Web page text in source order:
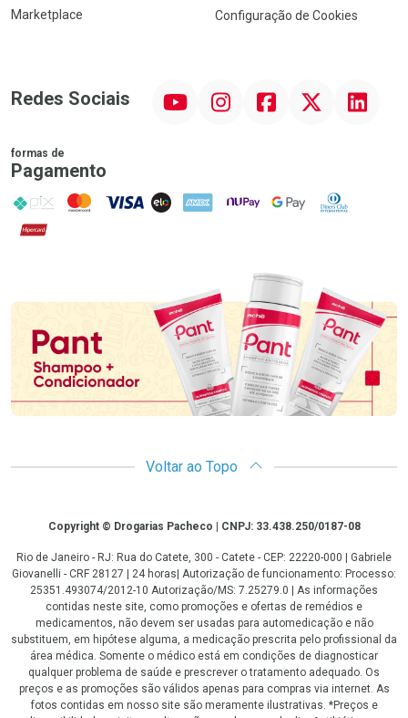
Marketplace
Configuração de Cookies
Redes Sociais InstagramFacebook Linkedin
formas de
Pagamento
PIX MasterCard
VISA ELO AMEX NuPay Google PayDiners Club
Hipercard
Promoção em Destaque
Voltar ao Topo
CopyrightCopyright © Drogarias Pacheco | CNPJ: 33.438.250/0187-08
Rio de Janeiro - RJ: Rua do Catete, 300 - Catete - CEP: 22220-000 | Gabriele
Giovanelli - CRF 28127 | 24 horas| Autorização de funcionamento: Processo:
25351.493074/2012-10 Autorização/MS: 7.25279.0 | As informações
contidas neste site, como promoções e ofertas de remédios e
medicamentos, não devem ser usadas para automedicação e não
substituem, em hipótese alguma, a medicação prescrita pelo profissional da
área médica. Somente o médico está em condições de diagnosticar
qualquer problema de saúde e prescrever o tratamento adequado. Os
preços e as promoções são válidos apenas para compras via internet. As
fotos contidas em nosso site são meramente ilustrativas. *Preços e